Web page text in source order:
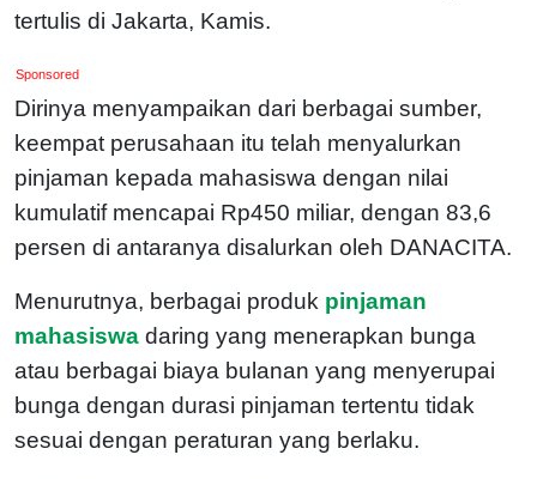
tertulis di Jakarta, Kamis.
Sponsored
Dirinya menyampaikan dari berbagai sumber,
keempat perusahaan itu telah menyalurkan
pinjaman kepada mahasiswa dengan nilai
kumulatif mencapai Rp450 miliar, dengan 83,6
persen di antaranya disalurkan oleh DANACITA.
Menurutnya, berbagai produk pinjaman
mahasiswa daring yang menerapkan bunga
atau berbagai biaya bulanan yang menyerupai
bunga dengan durasi pinjaman tertentu tidak
sesuai dengan peraturan yang berlaku.